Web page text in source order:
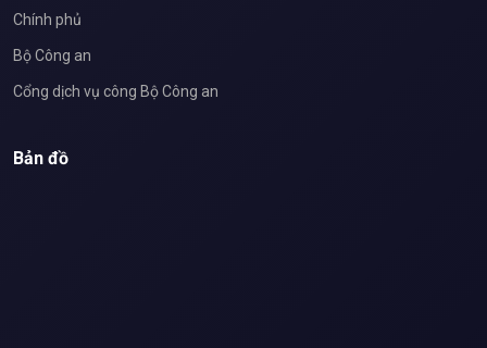
Chính phủ
Bộ Công an
Cổng dịch vụ công Bộ Công an
Bản đồ